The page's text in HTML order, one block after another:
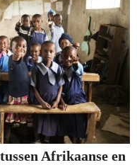
Afrikaanse en